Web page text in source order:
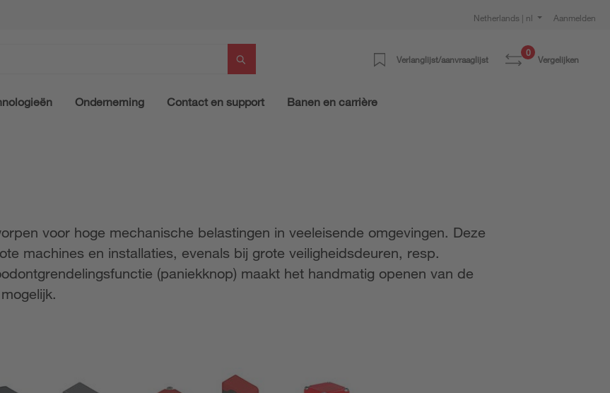
Netherlands | nl Aanmelden
Verlanglijst/aanvraaglijst
0
Vergelijken
Onderneming Contact en support Banen en carrière
voor hoge mechanische belastingen in veeleisende omgevingen. Deze
machines en installaties, evenals bij grote veiligheidsdeuren, resp.
(paniekknop) maakt het handmatig openen van de